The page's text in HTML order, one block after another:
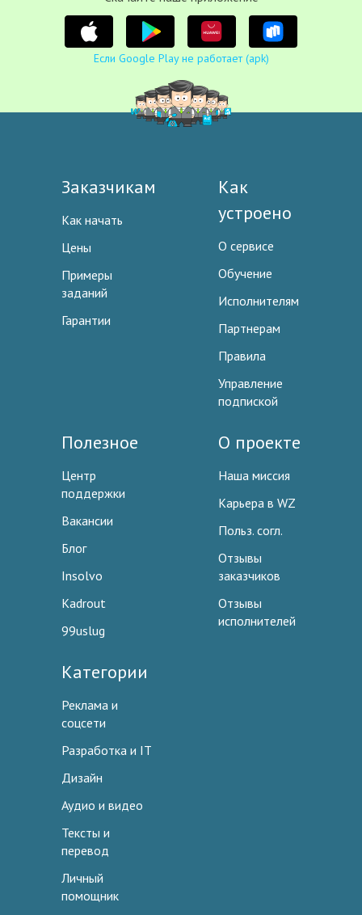
Если Google Play не работает (apk)
Заказчикам
Как начать
Цены
Примеры
заданий
Гарантии
Как
устроено
О сервисе
Обучение
Исполнителям
Партнерам
Правила
Управление
подпиской
Полезное
Центр
поддержки
Вакансии
Блог
Insolvo
Kadrout
99uslug
О проекте
Наша миссия
Карьера в WZ
Польз. согл.
Отзывы
заказчиков
Отзывы
исполнителей
Категории
Реклама и
соцсети
Разработка и IT
Дизайн
Аудио и видео
Тексты и
перевод
Личный
помощник